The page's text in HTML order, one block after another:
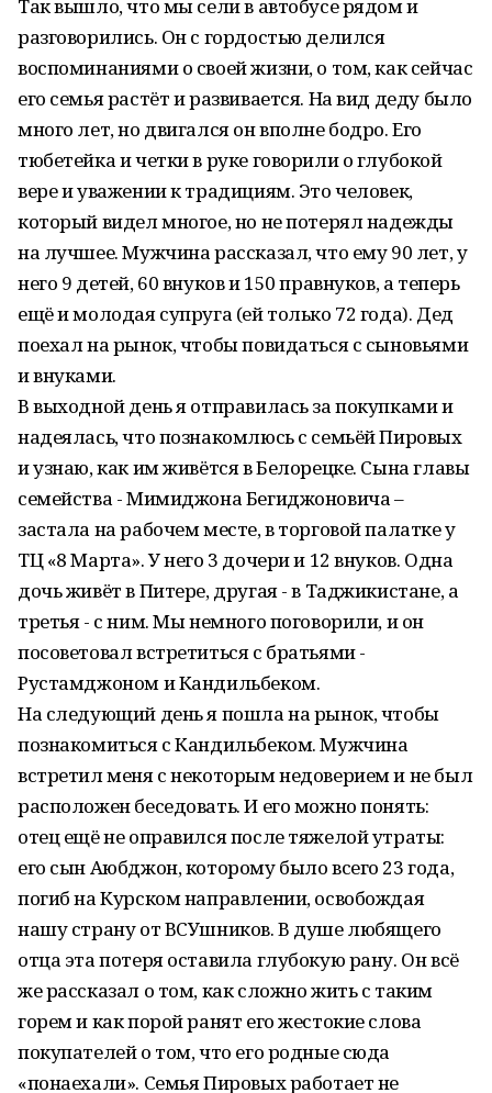
Так вышло, что мы сели в автобусе рядом и
разговорились. Он с гордостью делился
воспоминаниями о своей жизни, о том, как сейчас
его семья растёт и развивается. На вид деду было
много лет, но двигался он вполне бодро. Его
тюбетейка и четки в руке говорили о глубокой
вере и уважении к традициям. Это человек,
который видел многое, но не потерял надежды
на лучшее. Мужчина рассказал, что ему 90 лет, у
него 9 детей, 60 внуков и 150 правнуков, а теперь
ещё и молодая супруга (ей только 72 года). Дед
поехал на рынок, чтобы повидаться с сыновьями
и внуками.
В выходной день я отправилась за покупками и
надеялась, что познакомлюсь с семьёй Пировых
и узнаю, как им живётся в Белорецке. Сына главы
семейства - Мимиджона Бегиджоновича –
застала на рабочем месте, в торговой палатке у
ТЦ «8 Марта». У него 3 дочери и 12 внуков. Одна
дочь живёт в Питере, другая - в Таджикистане, а
третья - с ним. Мы немного поговорили, и он
посоветовал встретиться с братьями -
Рустамджоном и Кандильбеком.
На следующий день я пошла на рынок, чтобы
познакомиться с Кандильбеком. Мужчина
встретил меня с некоторым недоверием и не был
расположен беседовать. И его можно понять:
отец ещё не оправился после тяжелой утраты:
его сын Аюбджон, которому было всего 23 года,
погиб на Курском направлении, освобождая
нашу страну от ВСУшников. В душе любящего
отца эта потеря оставила глубокую рану. Он всё
же рассказал о том, как сложно жить с таким
горем и как порой ранят его жестокие слова
покупателей о том, что его родные сюда
«понаехали». Семья Пировых работает не